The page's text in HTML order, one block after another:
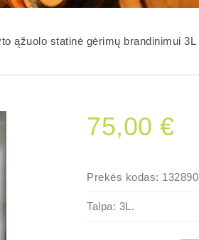
ąžuolo statinė gėrimų brandinimui 3L
75,00 €
Prekės kodas: 132890
Talpa: 3L.